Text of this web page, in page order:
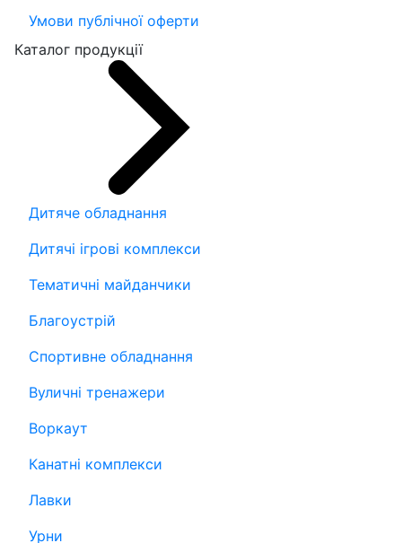
Умови публічної оферти
Каталог продукції
Дитяче обладнання
Дитячі ігрові комплекси
Тематичні майданчики
Благоустрій
Спортивне обладнання
Вуличні тренажери
Воркаут
Канатні комплекси
Лавки
Урни